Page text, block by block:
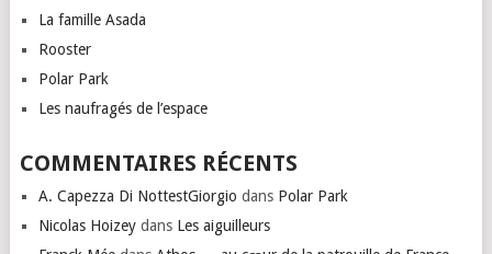
La famille Asada
Rooster
Polar Park
Les naufragés de l’espace
COMMENTAIRES RÉCENTS
A. Capezza Di NottestGiorgio dans Polar Park
Nicolas Hoizeydans Les aiguilleurs